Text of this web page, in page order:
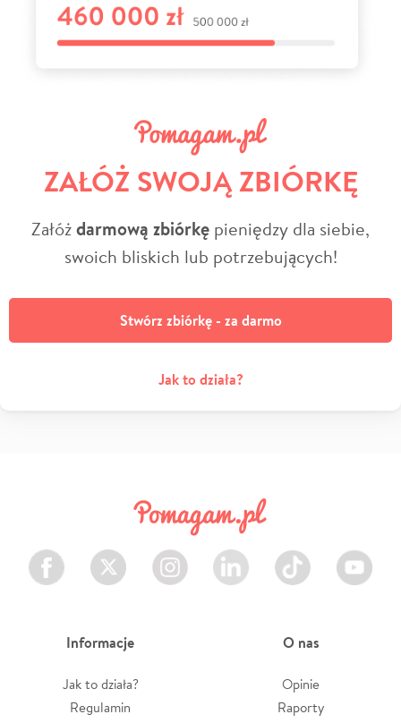
ZAŁÓŻ SWOJĄ ZBIÓRKĘ
Załóżdarmową zbiórkę pieniędzy dla siebie,
swoich bliskich lub potrzebujących!
Stwórz zbiórkę - za darmo
Jak to działa?
Facebook Twitter Instagram LinkedIn TikTok Youtube
Informacje
Jak to działa?
Regulamin
O nas
Opinie
Raporty